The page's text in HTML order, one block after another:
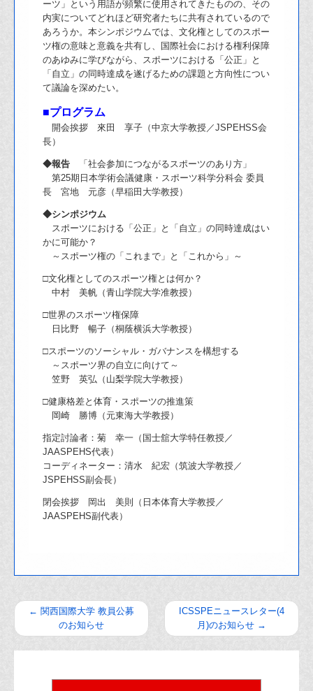
ーツ」という用語が頻繁に使用されてきたものの、その
内実についてどれほど研究者たちに共有されているので
あろうか。本シンポジウムでは、文化権としてのスポー
ツ権の意味と意義を共有し、国際社会における権利保障
のあゆみに学びながら、スポーツにおける「公正」と
「自立」の同時達成を遂げるための課題と方向性につい
て議論を深めたい。
■プログラム
開会挨拶 來田 享子（中京大学教授／JSPEHSS会
長）
◆報告 「社会参加につながるスポーツのあり方」
第25期日本学術会議健康・スポーツ科学分科会 委員
長 宮地 元彦（早稲田大学教授）
◆シンポジウム
スポーツにおける「公正」と「自立」の同時達成はい
かに可能か？
～スポーツ権の「これまで」と「これから」～
□文化権としてのスポーツ権とは何か？
中村 美帆（青山学院大学准教授）
□世界のスポーツ権保障
日比野 暢子（桐蔭横浜大学教授）
□スポーツのソーシャル・ガバナンスを構想する
～スポーツ界の自立に向けて～
笠野 英弘（山梨学院大学教授）
□健康格差と体育・スポーツの推進策
岡崎 勝博（元東海大学教授）
指定討論者：菊 幸一（国士舘大学特任教授／
JAASPEHS代表）
コーディネーター：清水 紀宏（筑波大学教授／
JSPEHSS副会長）
閉会挨拶 岡出 美則（日本体育大学教授／
JAASPEHS副代表）
← 関西国際大学 教員公募
のお知らせ
ICSSPEニュースレター(4
月)のお知らせ →